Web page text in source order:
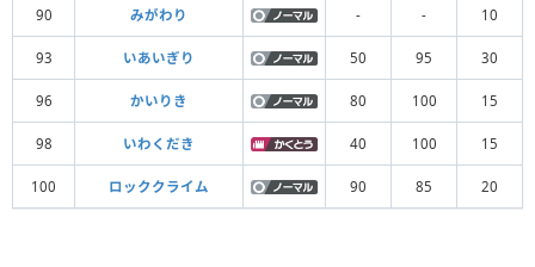
90 みがわり - - 10
93 いあいぎり 50 95 30
96 かいりき 80 100 15
98 いわくだき 40 100 15
100 ロッククライム 90 85 20